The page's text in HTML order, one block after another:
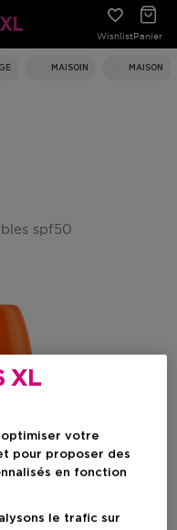
WishlistPanier
MAISOIN MAISON
spf50
XL
optimiser votre
pour proposer des
en fonction
le trafic sur